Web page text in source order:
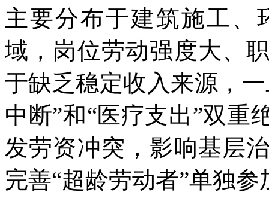
主要分布于建筑施工、
域，岗位劳动强度大、
于缺乏稳定收入来源，
中断”和“医疗支出”双重
发劳资冲突，影响基层
完善“超龄劳动者”单独